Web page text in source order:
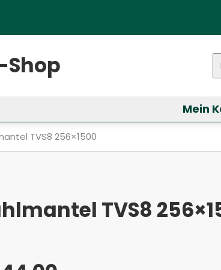
anzeigen Mein
Kühlmantel TVS8 256×1500
TVS8 256×1500
TVS8